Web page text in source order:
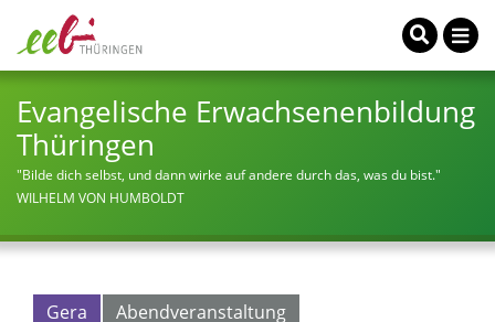
Evangelische Erwachsenenbildung
Thüringen
"Bilde dich selbst, und dann wirke auf andere durch das, was du bist."
WILHELM VON HUMBOLDT
Gera
Abendveranstaltung